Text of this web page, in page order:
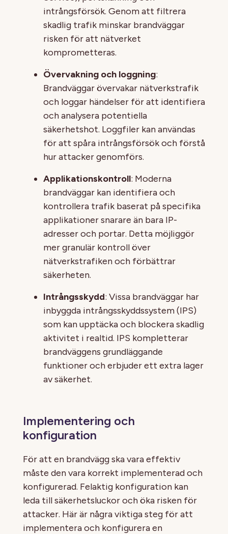
intrångsförsök. Genom att filtrera
skadlig trafik minskar brandväggar
risken för att nätverket
komprometteras.
Övervakning och loggning:
Brandväggar övervakar nätverkstrafik
och loggar händelser för att identifiera
och analysera potentiella
säkerhetshot. Loggfiler kan användas
för att spåra intrångsförsök och förstå
hur attacker genomförs.
Applikationskontroll: Moderna
brandväggar kan identifiera och
kontrollera trafik baserat på specifika
applikationer snarare än bara IP-
adresser och portar. Detta möjliggör
mer granulär kontroll över
nätverkstrafiken och förbättrar
säkerheten.
Intrångsskydd: Vissa brandväggar har
inbyggda intrångsskyddssystem (IPS)
som kan upptäcka och blockera skadlig
aktivitet i realtid. IPS kompletterar
brandväggens grundläggande
funktioner och erbjuder ett extra lager
av säkerhet.
Implementering och
konfiguration
För att en brandvägg ska vara effektiv
måste den vara korrekt implementerad och
konfigurerad. Felaktig konfiguration kan
leda till säkerhetsluckor och öka risken för
attacker. Här är några viktiga steg för att
implementera och konfigurera en